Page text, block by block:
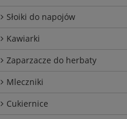
Słoiki do napojów
Kawiarki
Zaparzacze do herbaty
Mleczniki
Cukiernice